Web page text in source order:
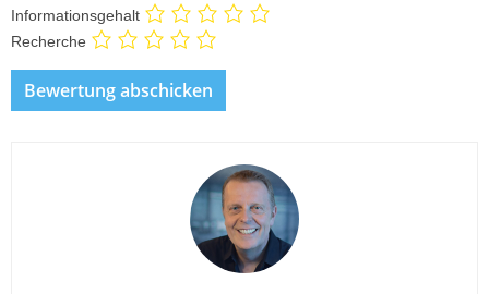
Informationsgehalt
Recherche